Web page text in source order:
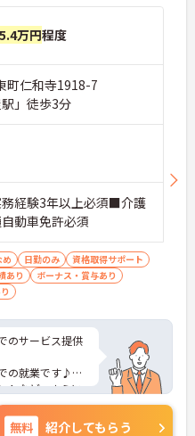
万円程度
町仁和寺1918-7
」徒歩3分
経験3年以上必須■介護
動車免許必須
日勤のみ
資格取得サポート
あり
ボーナス・賞与あり
のサービス提供
の就業です♪
トなど、さらに
にご相談くださ
無料 紹介してもらう